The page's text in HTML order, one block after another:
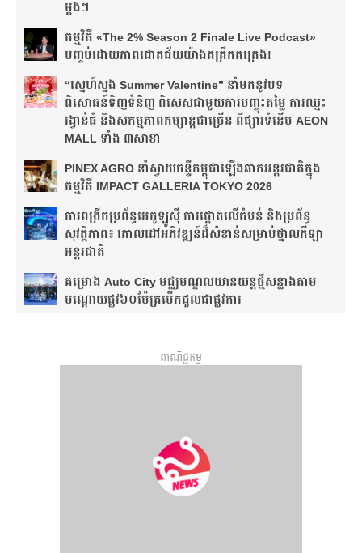
ម្តងៗ​
កម្មវិធី «The 2% Season 2 Finale Live Podcast»
បញ្ចប់ដោយភាពជោគជ័យយ៉ាងគគ្រឹកគគ្រេង!
“ស្នេហ៍ស្នង Summer Valentine” នាំមកនូវបទ
ពិសោធន៍ទិញទំនិញ ពិសេសជាមួយការបញ្ចុះតម្លៃ ការឈ្នះ
រង្វាន់ធំ និងសកម្មភាពកម្សាន្តជាច្រើន ពីផ្សារទំនើប AEON
MALL ទាំង ៣សាខា
PINEX AGRO នាំ​ស្វាយចន្ទី​កម្ពុជា​ឡើង​ឆាក​អន្តរជាតិ​​ក្នុង​
កម្មវិធី​ IMPACT GALLERIA TOKYO 2026
ការពង្រីកប្រព័ន្ធអេកូឡូស៊ី ការផ្តោតលើតំបន់ និងប្រព័ន្ធ
សុវត្ថិភាព៖ គោលដៅអភិវឌ្ឍន៍ដ៏សំខាន់សម្រាប់ថ្នាលកីឡា
អន្តរជាតិ
គម្រោង Auto City មជ្ឈមណ្ឌលយានយន្តថ្មីសន្លាង​តាម
បណ្តោយផ្លូវ​​៦០ម៉ែត្រ​បើកជួលជាផ្លូវការ
ពាណិជ្ជកម្ម